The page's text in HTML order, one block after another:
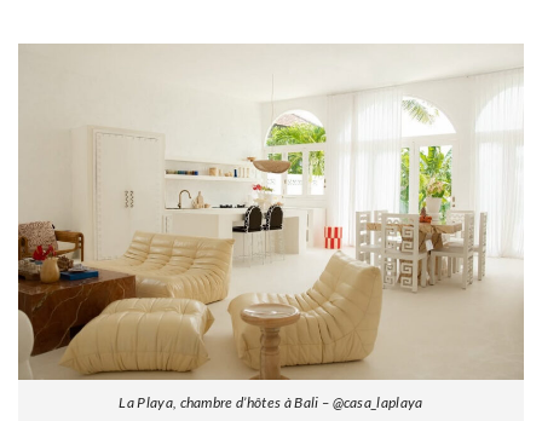
La Playa, chambre d’hôtes à Bali – @casa_laplaya